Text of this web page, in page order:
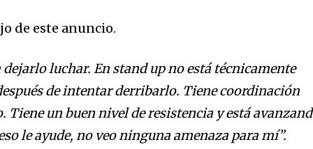
de este anuncio.
dejarlo luchar. En stand up no está técnicamente
de intentar derribarlo. Tiene coordinación
Tiene un buen nivel de resistencia y está
le ayude, no veo ninguna amenaza para mí”.